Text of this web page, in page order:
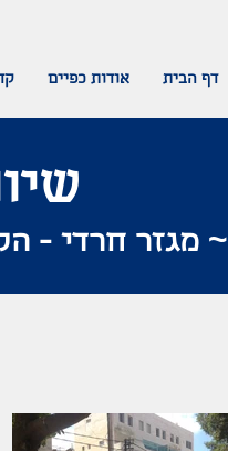
דף הבית אודות כפיים
~ מגזר חרדי -